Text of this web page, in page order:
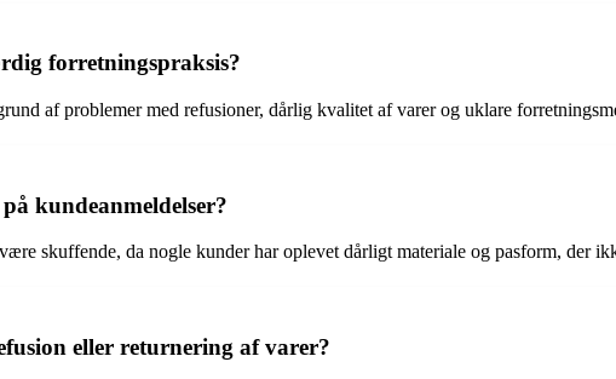
forretningspraksis?
af problemer med refusioner, dårlig kvalitet af varer og uklare
kundeanmeldelser?
skuffende, da nogle kunder har oplevet dårligt materiale og pasform, der
eller returnering af varer?